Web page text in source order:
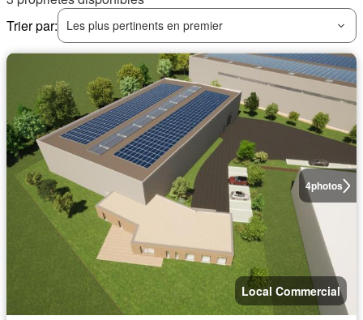
Trier par:
Les plus pertinents en premier
4photos
Local Commercial